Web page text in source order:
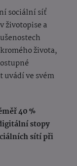
sociální síť
životopise a
života,
uvádí ve svém
40 %
stopy
sítí při